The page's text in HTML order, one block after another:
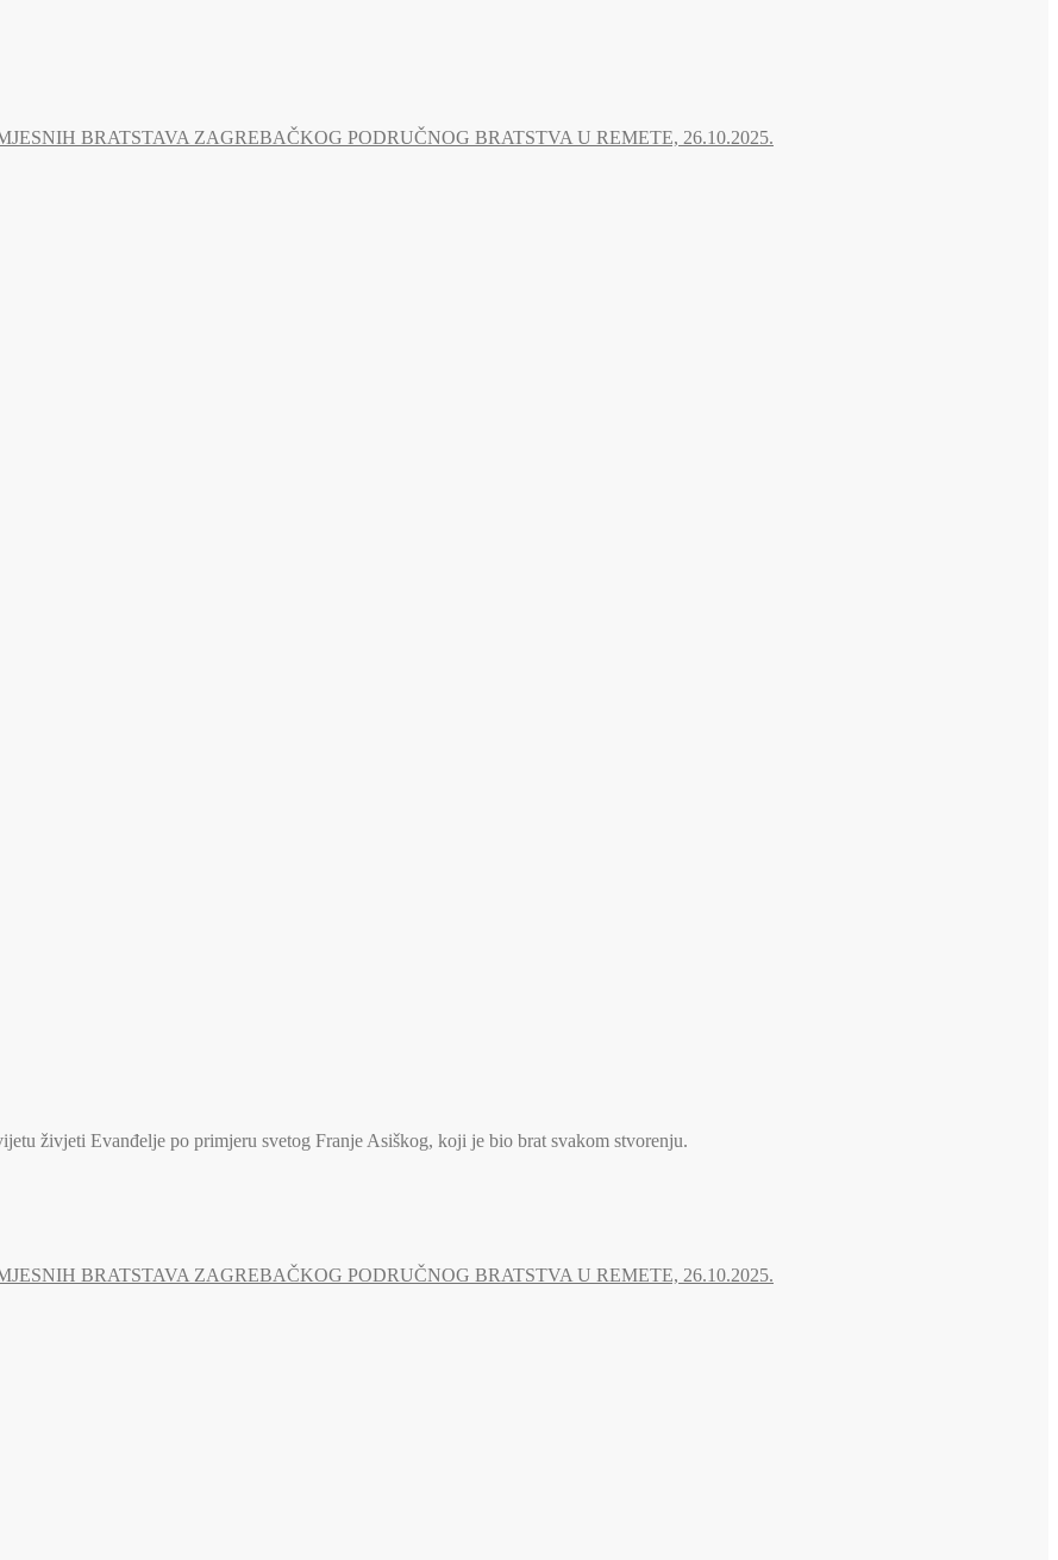
BRATSTAVA ZAGREBAČKOG PODRUČNOG BRATSTVA U REMETE, 26.10.2025.
živjeti Evanđelje po primjeru svetog Franje Asiškog, koji je bio brat svakom stvorenju.
BRATSTAVA ZAGREBAČKOG PODRUČNOG BRATSTVA U REMETE, 26.10.2025.